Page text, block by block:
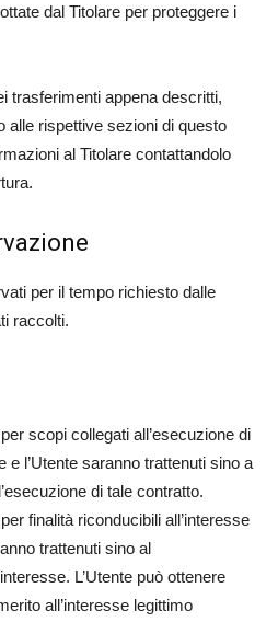
dal Titolare per proteggere i
trasferimenti appena descritti,
alle rispettive sezioni di questo
al Titolare contattandolo
per il tempo richiesto dalle
raccolti.
scopi collegati all’esecuzione di
e l’Utente saranno trattenuti sino a
di tale contratto.
finalità riconducibili all’interesse
trattenuti sino al
L’Utente può ottenere
all’interesse legittimo